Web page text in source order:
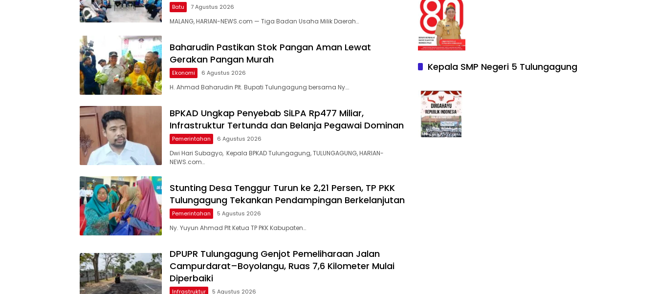
Batu 7 Agustus 2026
MALANG, HARIAN-NEWS.com — Tiga Badan Usaha Milik Daerah…
Baharudin Pastikan Stok Pangan Aman Lewat
Gerakan Pangan Murah
Ekonomi 6 Agustus 2026
H. Ahmad Baharudin Plt. Bupati Tulungagung bersama Ny….
BPKAD Ungkap Penyebab SiLPA Rp477 Miliar,
Infrastruktur Tertunda dan Belanja Pegawai Dominan
Pemerintahan 6 Agustus 2026
Dwi Hari Subagyo, Kepala BPKAD Tulungagung, TULUNGAGUNG, HARIAN-
NEWS.com…
Stunting Desa Tenggur Turun ke 2,21 Persen, TP PKK
Tulungagung Tekankan Pendampingan Berkelanjutan
Pemerintahan 5 Agustus 2026
Ny. Yuyun Ahmad Plt Ketua TP PKK Kabupaten…
DPUPR Tulungagung Genjot Pemeliharaan Jalan
Campurdarat–Boyolangu, Ruas 7,6 Kilometer Mulai
Diperbaiki
Infrastruktur 5 Agustus 2026
Kepala SMP Negeri 5 Tulungagung